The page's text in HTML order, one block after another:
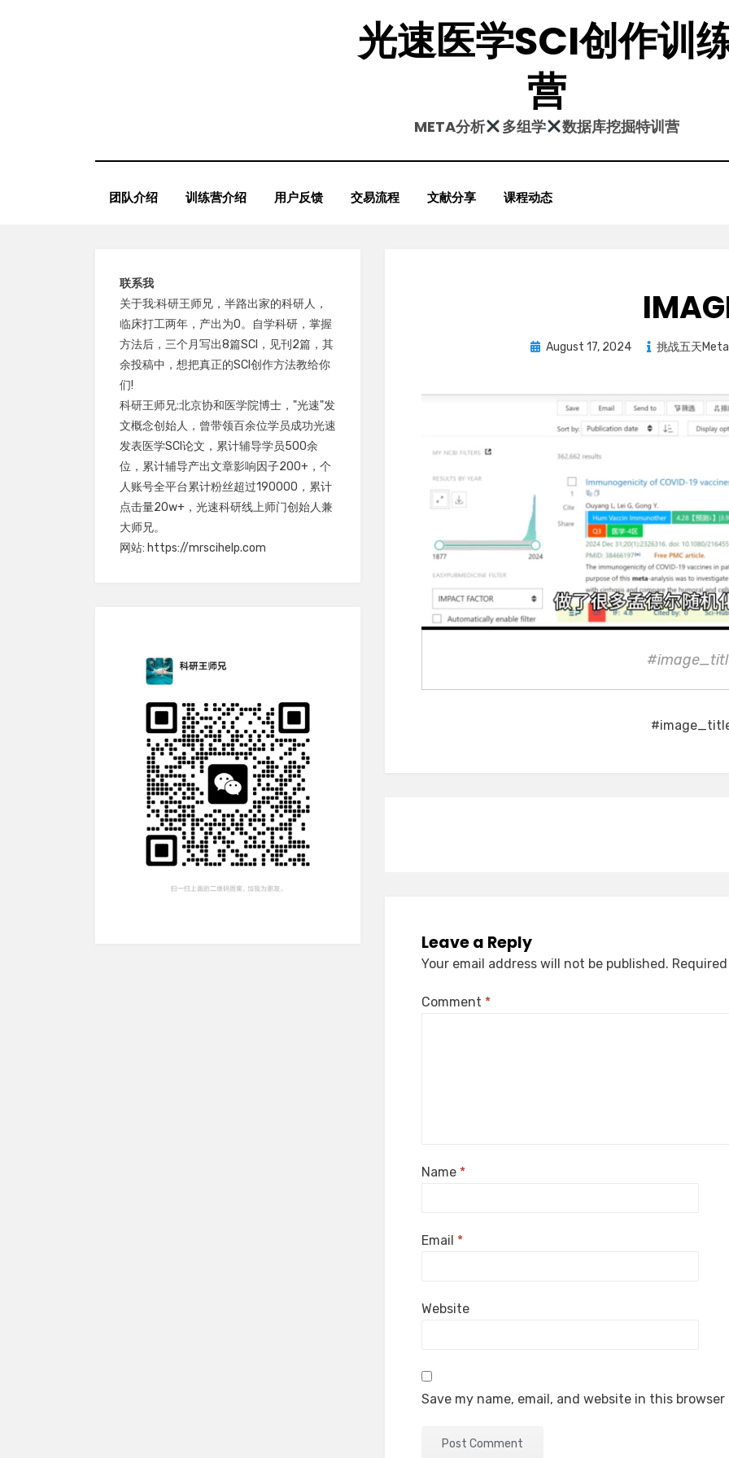
光速医学SCI创作训
营
META分析 多组学 数据库挖掘特训营
团队介绍 训练营介绍 用户反馈 交易流程 文献分享 课程动态
Posted
August 17, 2024 挑战五天
Leave a Reply
Your email address will not be published.
Comment *
Name *
Email *
Website
Save my name, email, and website in this
联系我
关于我:科研王师兄，半路出家的科研人，
临床打工两年，产出为0。自学科研，掌握
方法后，三个月写出8篇SCI，见刊2篇，其
余投稿中，想把真正的SCI创作方法教给你
们!
科研王师兄:北京协和医学院博士，"光速"发
文概念创始人，曾带领百余位学员成功光速
发表医学SCI论文，累计辅导学员500余
位，累计辅导产出文章影响因子200+，个
人账号全平台累计粉丝超过190000，累计
点击量20w+，光速科研线上师门创始人兼
大师兄。
网站: https://mrscihelp.com